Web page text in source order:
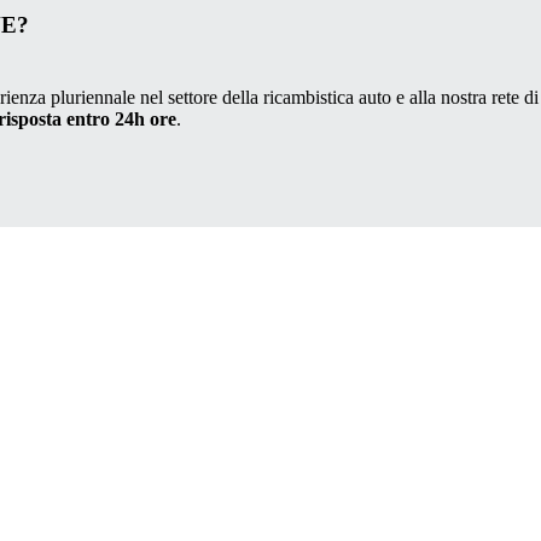
pluriennale nel settore della ricambistica auto e alla nostra rete
entro 24h ore.